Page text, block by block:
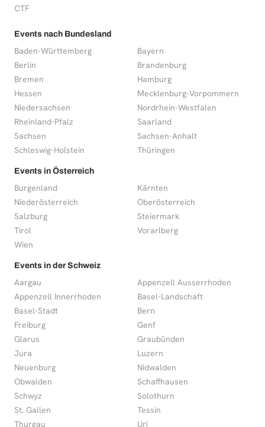
CTF
Events nach Bundesland
Baden-Württemberg
Bayern
Berlin
Brandenburg
Bremen
Hamburg
Hessen
Mecklenburg-Vorpommern
Niedersachsen
Nordrhein-Westfalen
Rheinland-Pfalz
Saarland
Sachsen
Sachsen-Anhalt
Schleswig-Holstein
Thüringen
Events in Österreich
Burgenland
Kärnten
Niederösterreich
Oberösterreich
Salzburg
Steiermark
Tirol
Vorarlberg
Wien
Events in der Schweiz
Aargau
Appenzell Ausserrhoden
Appenzell Innerrhoden
Basel-Landschaft
Basel-Stadt
Bern
Freiburg
Genf
Glarus
Graubünden
Jura
Luzern
Neuenburg
Nidwalden
Obwalden
Schaffhausen
Schwyz
Solothurn
St. Gallen
Tessin
Thurgau
Uri